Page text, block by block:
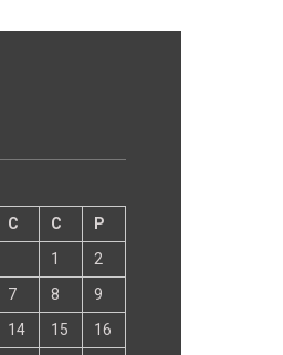
C C
P
1
2
7 8
9
14 15
16